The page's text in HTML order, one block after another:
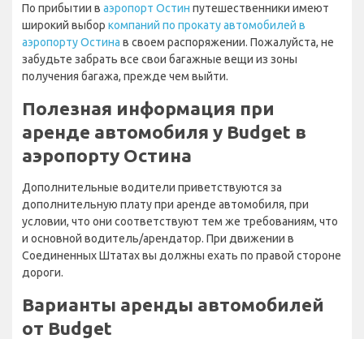
По прибытии в аэропорт Остин путешественники имеют
широкий выбор компаний по прокату автомобилей в
аэропорту Остина в своем распоряжении. Пожалуйста, не
забудьте забрать все свои багажные вещи из зоны
получения багажа, прежде чем выйти.
Полезная информация при
аренде автомобиля у Budget в
аэропорту Остина
Дополнительные водители приветствуются за
дополнительную плату при аренде автомобиля, при
условии, что они соответствуют тем же требованиям, что
и основной водитель/арендатор. При движении в
Соединенных Штатах вы должны ехать по правой стороне
дороги.
Варианты аренды автомобилей
от Budget